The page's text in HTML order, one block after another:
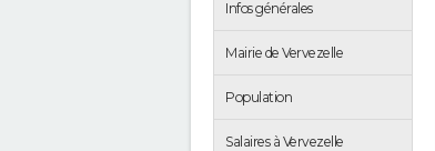
Infos générales
Mairie de Vervezelle
Population
Salaires à Vervezelle